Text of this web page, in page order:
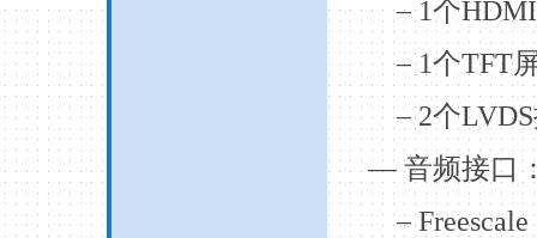
– 1个HDMI
– 1个TFT
– 2个LVDS
—音频接口
–